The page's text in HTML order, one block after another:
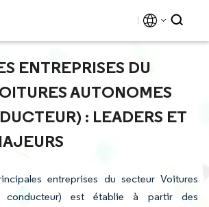
ENTREPRISES DU
AUTONOMES
: LEADERS ET
entreprises du secteur Voitures
conducteur) est établie à partir des